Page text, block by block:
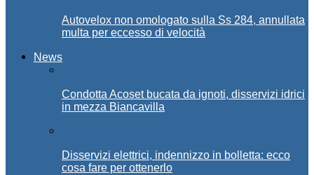
Autovelox non omologato sulla Ss 284, annullata
multa per eccesso di velocità
News
Condotta Acoset bucata da ignoti, disservizi idrici
in mezza Biancavilla
Disservizi elettrici, indennizzo in bolletta: ecco
cosa fare per ottenerlo